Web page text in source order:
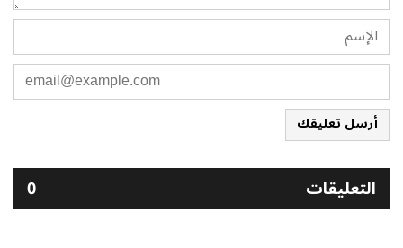
أرسل تعليقك
التعليقات 0